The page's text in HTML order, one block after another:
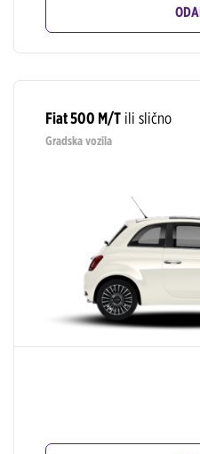
Fiat 500 M/T ili slično
Gradska vozila